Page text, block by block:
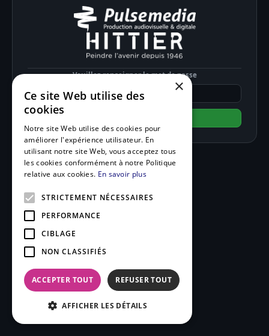
Veuillez renseigner le mot de passe
×
Ce site Web utilise des
cookies
Notre site Web utilise des cookies pour
améliorer l'expérience utilisateur. En
utilisant notre site Web, vous acceptez tous
les cookies conformément à notre Politique
relative aux cookies. En savoir plus
STRICTEMENT NÉCESSAIRES
PERFORMANCE
CIBLAGE
NON CLASSIFIÉS
ACCEPTER TOUT REFUSER TOUT
AFFICHER LES DÉTAILS